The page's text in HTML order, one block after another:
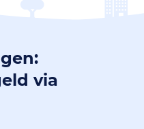
via